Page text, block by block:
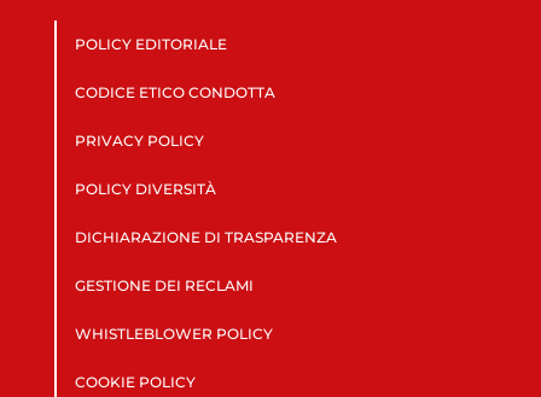
POLICY EDITORIALE
CODICE ETICO CONDOTTA
PRIVACY POLICY
POLICY DIVERSITÀ
DICHIARAZIONE DI TRASPARENZA
GESTIONE DEI RECLAMI
WHISTLEBLOWER POLICY
COOKIE POLICY